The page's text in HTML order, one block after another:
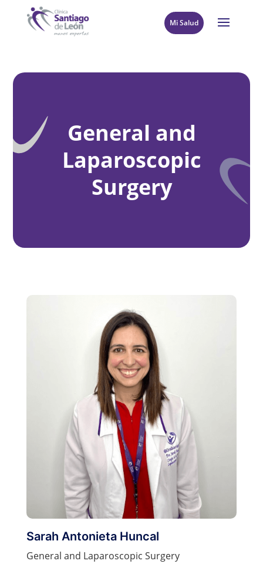
Mi Salud
General and
Laparoscopic
Surgery
Sarah Antonieta Huncal
General and Laparoscopic Surgery